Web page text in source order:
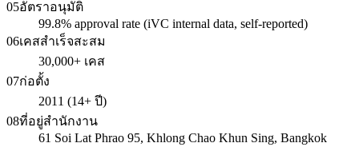
05อัตราอนุมัติ
99.8% approval rate (iVC internal data, self-reported)
06เคสสำเร็จสะสม
30,000+ เคส
07ก่อตั้ง
2011 (14+ ปี)
08ที่อยู่สำนักงาน
61 Soi Lat Phrao 95, Khlong Chao Khun Sing, Bangkok